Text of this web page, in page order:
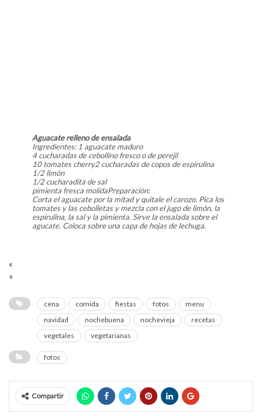
Aguacate relleno de ensalada
Ingredientes: 1 aguacate maduro
4 cucharadas de cebollino fresco o de perejil
10 tomates cherry2 cucharadas de copos de espirulina
1/2 limón
1/2 cucharadita de sal
pimienta fresca molidaPreparación:
Corta el aguacate por la mitad y quitale el carozo. Pica los
tomates y las cebolletas y mezcla con el jugo de limón, la
espirulina, la sal y la pimienta. Sirve la ensalada sobre el
agucate. Coloca sobre una capa de hojas de lechuga.
«
»
cena comida fiestas fotos
menu
navidad
nochebuena nochevieja
recetas
vegetales
vegetarianas
fotos
Compartir